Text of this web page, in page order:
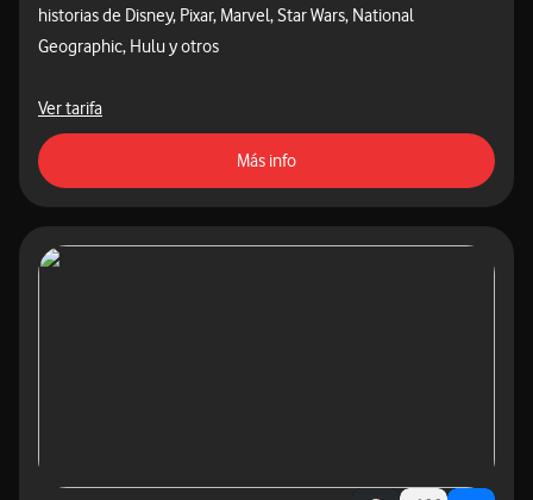
historias de Disney, Pixar, Marvel, Star Wars, National
Geographic, Hulu y otros
Ver tarifaacceder a las tarifas destacadas
Más infoacceso a la página de